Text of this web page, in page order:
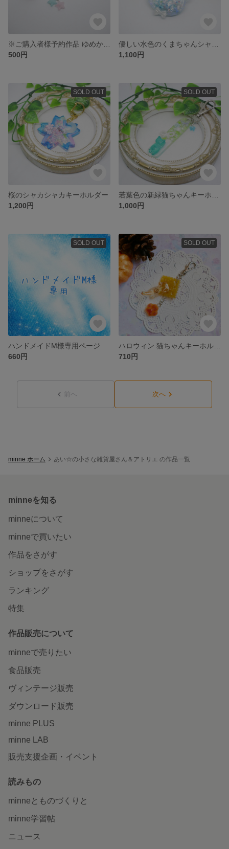
500円
1,100円
SOLD OUT
桜のシャカシャカキーホルダー
1,200円
SOLD OUT
1,000円
SOLD OUT
ハンドメイドM様専用ページ
660円
SOLD OUT
710円
前へ 次へ
minne ホーム あい☆の小さな雑貨屋さん＆アトリエ の作品一覧
minneを知る
minneについて
minneで買いたい
作品をさがす
ショップをさがす
ランキング
特集
作品販売について
minneで売りたい
食品販売
ヴィンテージ販売
ダウンロード販売
minne PLUS
minne LAB
販売支援企画・イベント
読みもの
minneとものづくりと
minne学習帖
ニュース